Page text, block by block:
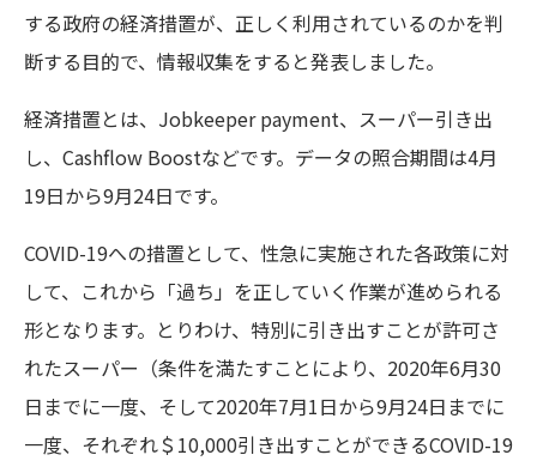
する政府の経済措置が、正しく利用されているのかを判
断する目的で、情報収集をすると発表しました。
経済措置とは、Jobkeeper payment、スーパー引き出
し、Cashflow Boostなどです。データの照合期間は4月
19日から9月24日です。
COVID-19への措置として、性急に実施された各政策に対
して、これから「過ち」を正していく作業が進められる
形となります。とりわけ、特別に引き出すことが許可さ
れたスーパー（条件を満たすことにより、2020年6月30
日までに一度、そして2020年7月1日から9月24日までに
一度、それぞれ＄10,000引き出すことができるCOVID-19